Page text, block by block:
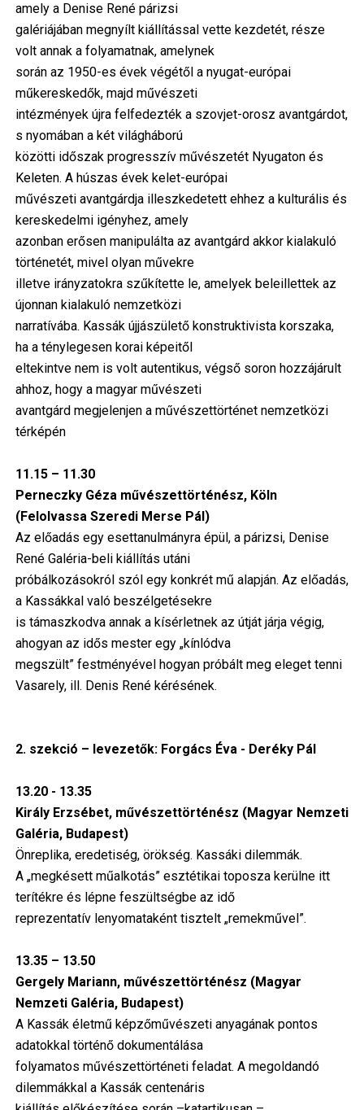
amely a Denise René párizsi
galériájában megnyílt kiállítással vette kezdetét, része
volt annak a folyamatnak, amelynek
során az 1950-es évek végétől a nyugat-európai
műkereskedők, majd művészeti
intézmények újra felfedezték a szovjet-orosz avantgárdot,
s nyomában a két világháború
közötti időszak progresszív művészetét Nyugaton és
Keleten. A húszas évek kelet-európai
művészeti avantgárdja illeszkedetett ehhez a kulturális és
kereskedelmi igényhez, amely
azonban erősen manipulálta az avantgárd akkor kialakuló
történetét, mivel olyan művekre
illetve irányzatokra szűkítette le, amelyek beleillettek az
újonnan kialakuló nemzetközi
narratívába. Kassák újjászülető konstruktivista korszaka,
ha a ténylegesen korai képeitől
eltekintve nem is volt autentikus, végső soron hozzájárult
ahhoz, hogy a magyar művészeti
avantgárd megjelenjen a művészettörténet nemzetközi
térképén
11.15 – 11.30
Perneczky Géza művészettörténész, Köln
(Felolvassa Szeredi Merse Pál)
Az előadás egy esettanulmányra épül, a párizsi, Denise
René Galéria-beli kiállítás utáni
próbálkozásokról szól egy konkrét mű alapján. Az előadás,
a Kassákkal való beszélgetésekre
is támaszkodva annak a kísérletnek az útját járja végig,
ahogyan az idős mester egy „kínlódva
megszült” festményével hogyan próbált meg eleget tenni
Vasarely, ill. Denis René kérésének.
2. szekció – levezetők: Forgács Éva - Deréky Pál
13.20 - 13.35
Király Erzsébet, művészettörténész (Magyar Nemzeti
Galéria, Budapest)
Önreplika, eredetiség, örökség. Kassáki dilemmák.
A „megkésett műalkotás” esztétikai toposza kerülne itt
terítékre és lépne feszültségbe az idő
reprezentatív lenyomataként tisztelt „remekművel”.
13.35 – 13.50
Gergely Mariann, művészettörténész (Magyar
Nemzeti Galéria, Budapest)
A Kassák életmű képzőművészeti anyagának pontos
adatokkal történő dokumentálása
folyamatos művészettörténeti feladat. A megoldandó
dilemmákkal a Kassák centenáris